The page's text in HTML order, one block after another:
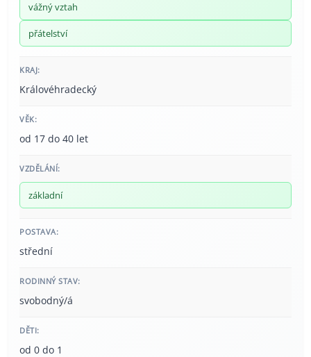
vážný vztah
přátelství
KRAJ:
Královéhradecký
VĚK:
od 17 do 40 let
VZDĚLÁNÍ:
základní
POSTAVA:
střední
RODINNÝ STAV:
svobodný/á
DĚTI:
od 0 do 1